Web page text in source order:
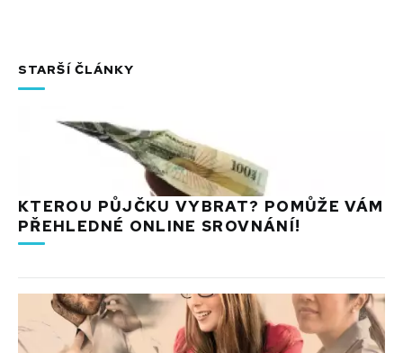
STARŠÍ ČLÁNKY
KTEROU PŮJČKU VYBRAT? POMŮŽE VÁM
PŘEHLEDNÉ ONLINE SROVNÁNÍ!